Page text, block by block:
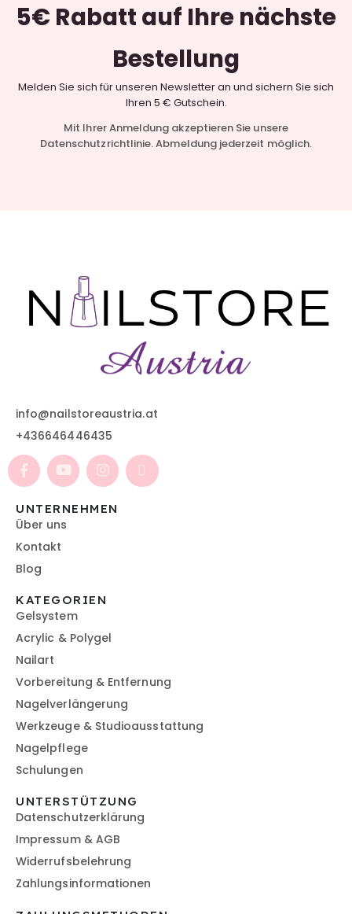
5€ Rabattauf Ihre nächste
Bestellung
Melden Sie sich für unseren Newsletter an und sichern Sie sich
Ihren 5 € Gutschein.
Mit Ihrer Anmeldung akzeptieren Sie unsere
Datenschutzrichtlinie. Abmeldung jederzeit möglich.
info@nailstoreaustria.at
+436646446435
UNTERNEHMEN
Über uns
Kontakt
Blog
KATEGORIEN
Gelsystem
Acrylic & Polygel
Nailart
Vorbereitung & Entfernung
Nagelverlängerung
Werkzeuge & Studioausstattung
Nagelpflege
Schulungen
UNTERSTÜTZUNG
Datenschutzerklärung
Impressum & AGB
Widerrufsbelehrung
Zahlungsinformationen